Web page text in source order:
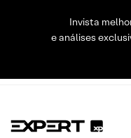
Invista
e análises